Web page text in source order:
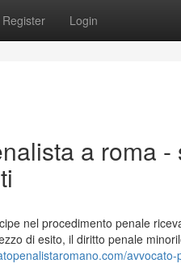
Register Login
a roma
nel procedimento penale
di esito, il diritto penale